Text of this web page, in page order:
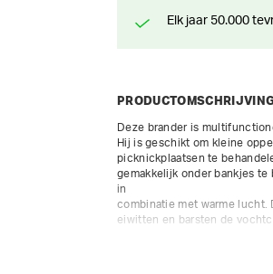
Elk jaar 50.000
PRODUCTOMSCHRIJVING
Deze brander is
Hij is geschikt om kleine
picknickplaatsen te
gemakkelijk onder bankjes te
in
combinatie met warme lucht.
eiwitten en barsten de